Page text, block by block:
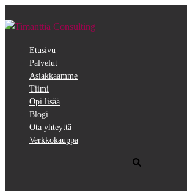
pääsisältöön
Etusivu
Palvelut
Asiakkaamme
Tiimi
Opi lisää
Blogi
Ota yhteyttä
Verkkokauppa